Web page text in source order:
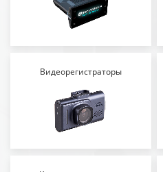
Видеорегистраторы